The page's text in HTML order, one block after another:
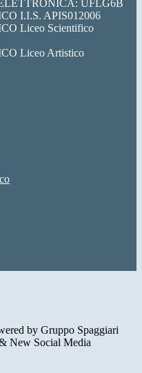
UFLG6B
I.I.S. APIS012006
Liceo Scientifico
Liceo Artistico
by Gruppo Spaggiari
New Social Media